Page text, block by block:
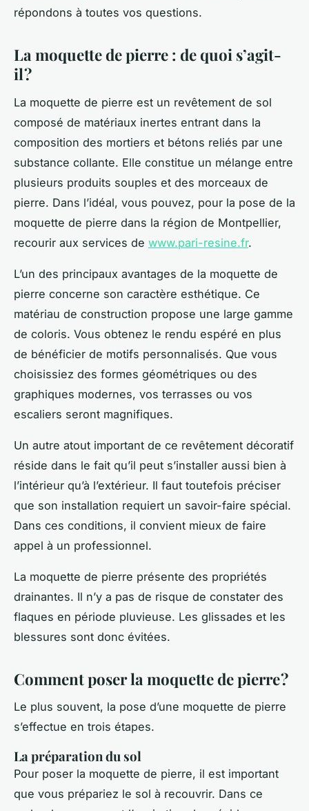
répondons à toutes vos questions.
La moquette de pierre : de quoi s’agit-
il ?
La moquette de pierre est un revêtement de sol
composé de matériaux inertes entrant dans la
composition des mortiers et bétons reliés par une
substance collante. Elle constitue un mélange entre
plusieurs produits souples et des morceaux de
pierre. Dans l’idéal, vous pouvez, pour la pose de la
moquette de pierre dans la région de Montpellier,
recourir aux services de www.pari-resine.fr.
L’un des principaux avantages de la moquette de
pierre concerne son caractère esthétique. Ce
matériau de construction propose une large gamme
de coloris. Vous obtenez le rendu espéré en plus
de bénéficier de motifs personnalisés. Que vous
choisissiez des formes géométriques ou des
graphiques modernes, vos terrasses ou vos
escaliers seront magnifiques.
Un autre atout important de ce revêtement décoratif
réside dans le fait qu’il peut s’installer aussi bien à
l’intérieur qu’à l’extérieur. Il faut toutefois préciser
que son installation requiert un savoir-faire spécial.
Dans ces conditions, il convient mieux de faire
appel à un professionnel.
La moquette de pierre présente des propriétés
drainantes. Il n’y a pas de risque de constater des
flaques en période pluvieuse. Les glissades et les
blessures sont donc évitées.
Comment poser la moquette de pierre ?
Le plus souvent, la pose d’une moquette de pierre
s’effectue en trois étapes.
La préparation du sol
Pour poser la moquette de pierre, il est important
que vous prépariez le sol à recouvrir. Dans ce